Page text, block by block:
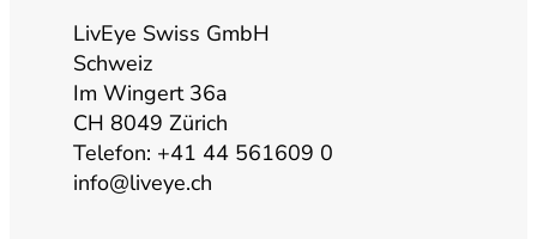
e
m
LivEye Swiss GmbH
Schweiz
Im Wingert 36a
CH 8049 Zürich
Telefon: +41 44 561609 0
info@liveye.ch